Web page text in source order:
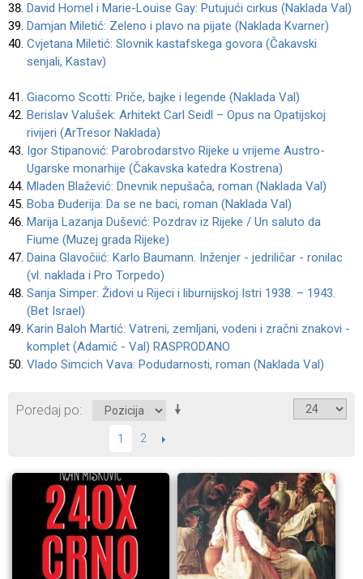
David Homel i Marie-Louise Gay: Putujući cirkus (Naklada Val)
Damjan Miletić: Zeleno i plavo na pijate (Naklada Kvarner)
Cvjetana Miletić: Slovnik kastafskega govora (Čakavski
senjali, Kastav)
Giacomo Scotti: Priče, bajke i legende (Naklada Val)
Berislav Valušek: Arhitekt Carl Seidl – Opus na Opatijskoj
rivijeri (ArTresor Naklada)
Igor Stipanović: Parobrodarstvo Rijeke u vrijeme Austro-
Ugarske monarhije (Čakavska katedra Kostrena)
Mladen Blažević: Dnevnik nepušača, roman (Naklada Val)
Boba Đuderija: Da se ne baci, roman (Naklada Val)
Marija Lazanja Dušević: Pozdrav iz Rijeke / Un saluto da
Fiume (Muzej grada Rijeke)
Daina Glavočiić: Karlo Baumann. Inženjer - jedriličar - ronilac
(vl. naklada i Pro Torpedo)
Sanja Simper: Židovi u Rijeci i liburnijskoj Istri 1938. – 1943.
(Bet Israel)
Karin Baloh Martić: Vatreni, zemljani, vodeni i zračni znakovi -
komplet (Adamić - Val) RASPRODANO
Vlado Simcich Vava: Podudarnosti, roman (Naklada Val)
Poredaj po
1 2 SLIJEDEĆI